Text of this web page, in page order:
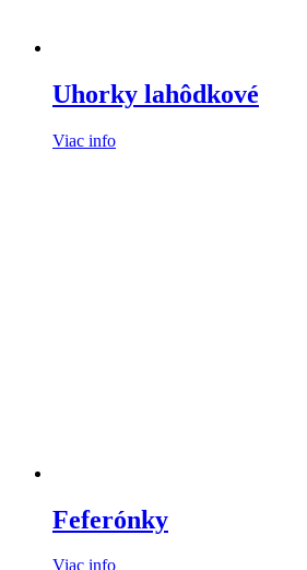
Uhorky lahôdkové
Viac info
Feferónky
Viac info